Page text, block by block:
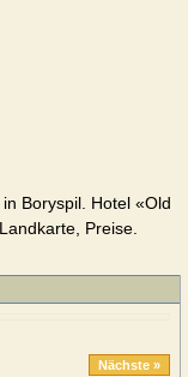
Boryspil. Hotel «Old
Preise.
Nächste »